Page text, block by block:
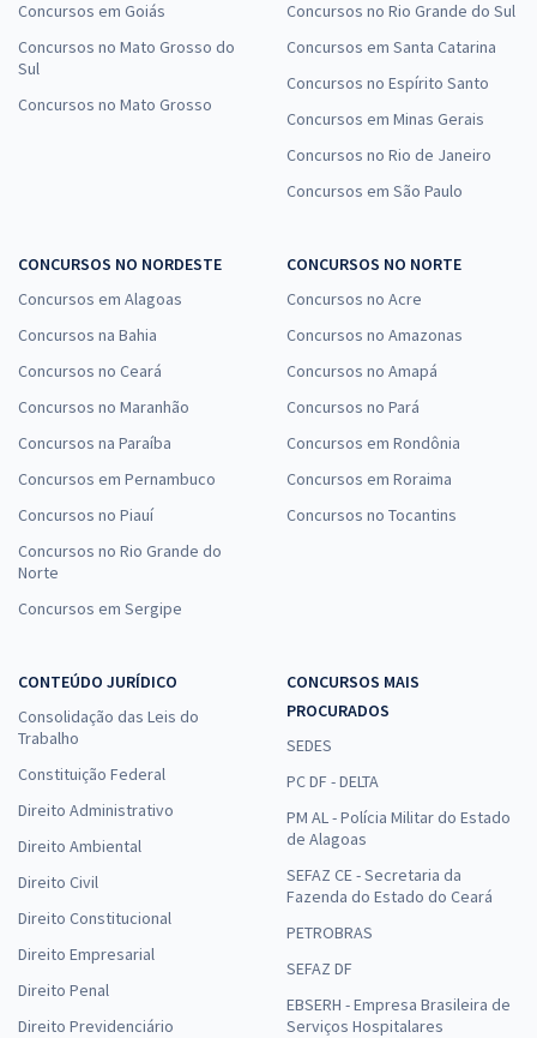
Concursos em Goiás
Concursos no Mato Grosso do
Sul
Concursos no Mato Grosso
Concursos no Rio Grande do Sul
Concursos em Santa Catarina
Concursos no Espírito Santo
Concursos em Minas Gerais
Concursos no Rio de Janeiro
Concursos em São Paulo
CONCURSOS NO NORDESTE
Concursos em Alagoas
Concursos na Bahia
Concursos no Ceará
Concursos no Maranhão
Concursos na Paraíba
Concursos em Pernambuco
Concursos no Piauí
Concursos no Rio Grande do
Norte
Concursos em Sergipe
CONCURSOS NO NORTE
Concursos no Acre
Concursos no Amazonas
Concursos no Amapá
Concursos no Pará
Concursos em Rondônia
Concursos em Roraima
Concursos no Tocantins
CONTEÚDO JURÍDICO
Consolidação das Leis do
Trabalho
Constituição Federal
Direito Administrativo
Direito Ambiental
Direito Civil
Direito Constitucional
Direito Empresarial
Direito Penal
Direito Previdenciário
CONCURSOS MAIS
PROCURADOS
SEDES
PC DF - DELTA
PM AL - Polícia Militar do Estado
de Alagoas
SEFAZ CE - Secretaria da
Fazenda do Estado do Ceará
PETROBRAS
SEFAZ DF
EBSERH - Empresa Brasileira de
Serviços Hospitalares